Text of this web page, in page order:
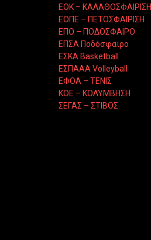
ΕΟΚ – ΚΑΛΑΘΟΣΦΑΙΡΙΣΗ
ΕΟΠΕ – ΠΕΤΟΣΦΑΙΡΙΣΗ
ΕΠΟ – ΠΟΔΟΣΦΑΙΡΟ
ΕΠΣΑ Ποδόσφαιρο
ΕΣΚΑ Basketball
ΕΣΠΑΑΑ Volleyball
ΕΦΟΑ – ΤΕΝΙΣ
ΚΟΕ – ΚΟΛΥΜΒΗΣΗ
ΣΕΓΑΣ – ΣΤΙΒΟΣ